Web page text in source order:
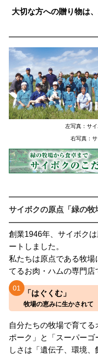
大切な方への贈り物は
左写真：サ
右写真：
サイボクの原点「緑の牧
創業1946年、サイボク
ートしました。
私たちは原点である牧
てるお肉・ハムの専門店
01
「はぐくむ」
牧場の恵みに生かされて
自分たちの牧場で育て
ポーク」と「スーパー
しさは「遺伝子、環境